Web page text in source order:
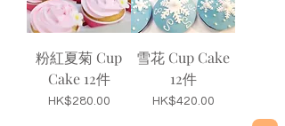
粉紅夏菊 Cup
Cake 12件
價格
HK$280.00
雪花 Cup Cake
12件
價格
HK$420.00